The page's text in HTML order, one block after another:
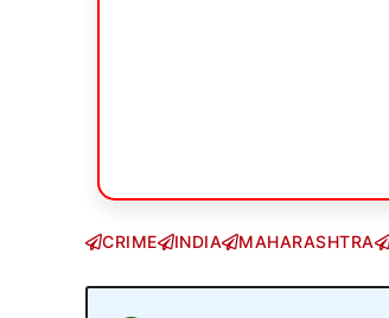
CRIME INDIA MAHARASHTRA